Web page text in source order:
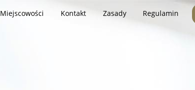
Miejscowości Kontakt Zasady Regulamin